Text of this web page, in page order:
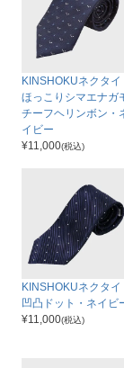
KINSHOKUネクタイ
ほっこりシマエナガ
チーフヘリンボン・
イビー
¥11,000(税込)
KINSHOKUネクタイ
凹凸ドット・ネイビ
¥11,000(税込)